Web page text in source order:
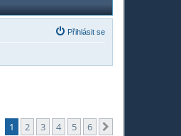
Přihlásit se
1 2 3 4 5 6